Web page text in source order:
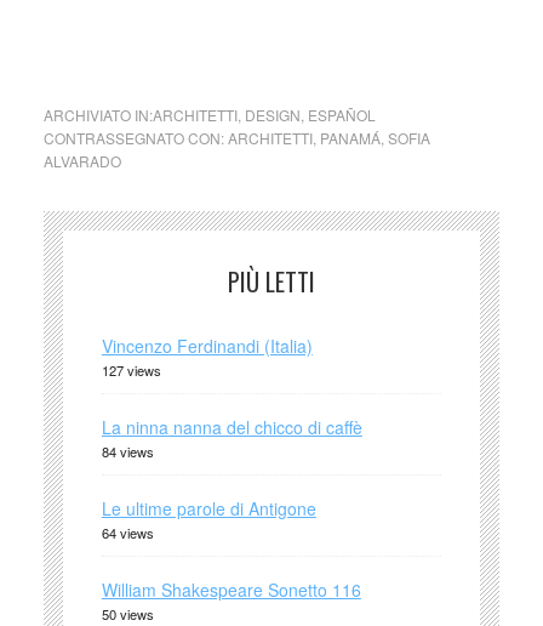
ARCHIVIATO IN:ARCHITETTI, DESIGN ESPAÑOL
CONTRASSEGNATO CON:ARCHITETTI, PANAMÁ, SOFIA
ALVARADO
PIÙ LETTI
Vincenzo Ferdinandi (Italia)
127 views
La ninna nanna del chicco di caffè
84 views
Le ultime parole di Antigone
64 views
William Shakespeare Sonetto 116
50 views